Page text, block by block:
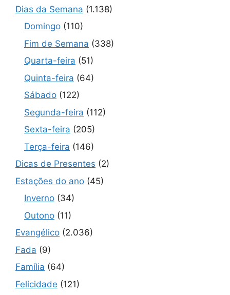
Dias da Semana (1.138)
Domingo (110)
Fim de Semana (338)
Quarta-feira (51)
Quinta-feira (64)
Sábado (122)
Segunda-feira (112)
Sexta-feira (205)
Terça-feira (146)
Dicas de Presentes (2)
Estações do ano (45)
Inverno (34)
Outono (11)
Evangélico (2.036)
Fada (9)
Família (64)
Felicidade (121)